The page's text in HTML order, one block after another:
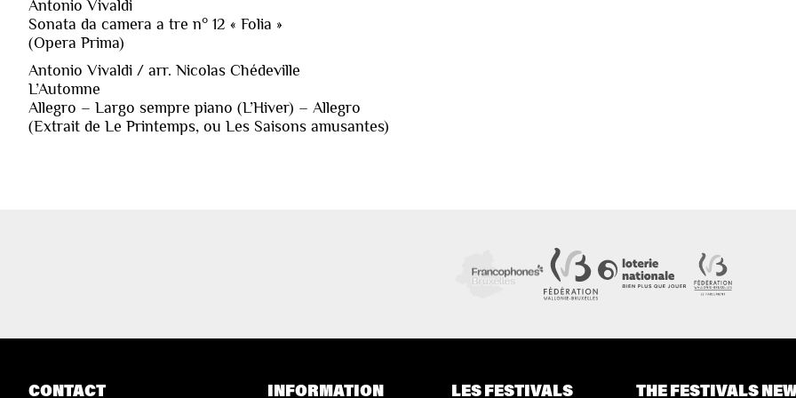
Antonio Vivaldi
Sonata da camera a tre n° 12 « Folia »
(Opera Prima)
Antonio Vivaldi / arr. Nicolas Chédeville
L’Automne
Allegro – Largo sempre piano (L’Hiver) – Allegro
(Extrait de Le Printemps, ou Les Saisons amusantes)
CONTACT INFORMATION LES FESTIVALS THE FESTIVALS